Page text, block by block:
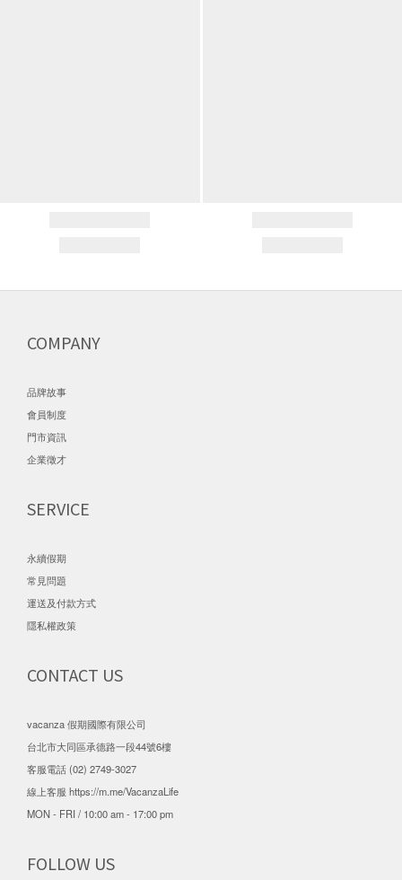
COMPANY
品牌故事
會員制度
門市資訊
企業徵才
SERVICE
永續假期
常見問題
運送及付款方式
隱私權政策
CONTACT US
vacanza 假期國際有限公司
台北市大同區承德路一段44號6樓
客服電話 (02) 2749-3027
線上客服 https://m.me/VacanzaLife
MON - FRI / 10:00 am - 17:00 pm
FOLLOW US